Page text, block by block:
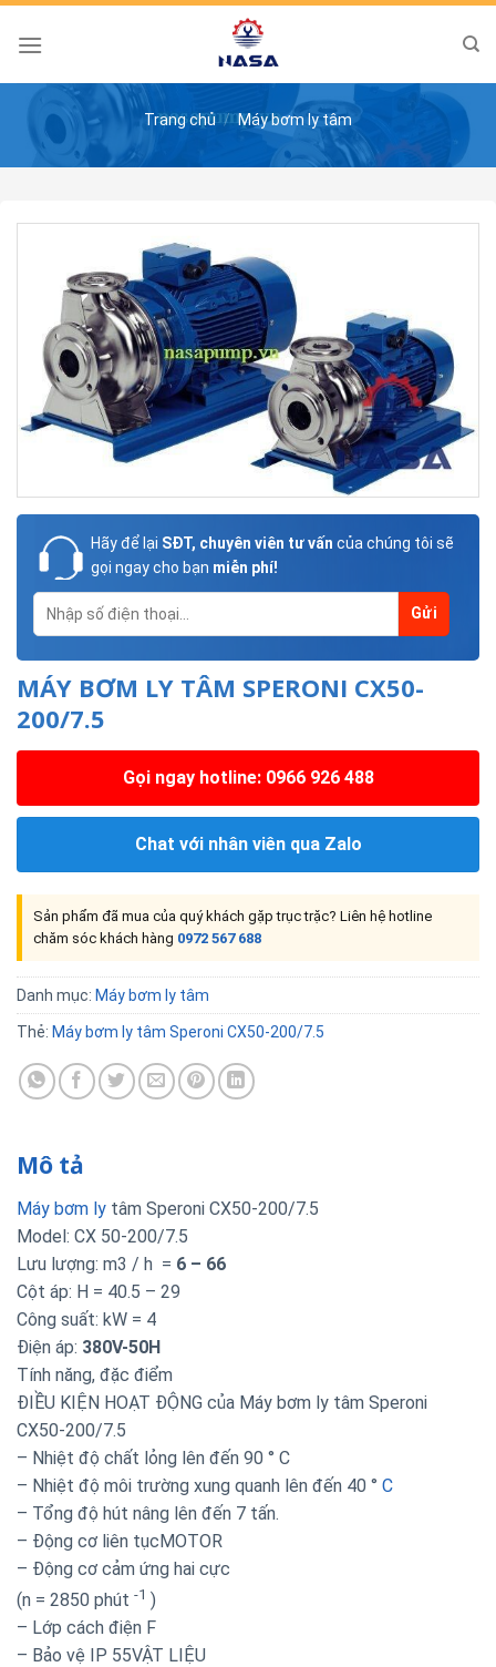
Skip
Trang chủ / Máy bơm ly tâm
Hãy để lại SĐT, chuyên viên tư vấn của chúng tôi sẽ
gọi ngay cho bạn miễn phí!
MÁY BƠM LY TÂM SPERONI CX50-
200/7.5
Gọi ngay hotline: 0966 926 488
Chat với nhân viên qua Zalo
Sản phẩm đã mua của quý khách gặp trục trặc? Liên hệ hotline
chăm sóc khách hàng 0972 567 688
Danh mục: Máy bơm ly tâm
Thẻ: Máy bơm ly tâm Speroni CX50-200/7.5
Mô tả
Máy bơm ly tâm Speroni CX50-200/7.5
Model: CX 50-200/7.5
Lưu lượng: m3 / h = 6 – 66
Cột áp: H = 40.5 – 29
Công suất: kW = 4
Điện áp: 380V-50H
Tính năng, đặc điểm
ĐIỀU KIỆN HOẠT ĐỘNG của Máy bơm ly tâm Speroni
CX50-200/7.5
– Nhiệt độ chất lỏng lên đến 90 ° C
– Nhiệt độ môi trường xung quanh lên đến 40 ° C
– Tổng độ hút nâng lên đến 7 tấn.
– Động cơ liên tụcMOTOR
– Động cơ cảm ứng hai cực
(n = 2850 phút -1 )
– Lớp cách điện F
– Bảo vệ IP 55VẬT LIỆU